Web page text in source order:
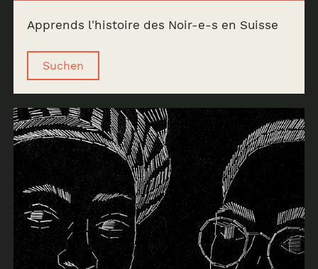
Archive
News & Events
AOSN
Memorial
de en fr
Apprends l'histoire des Noir-e-s en Suisse
Suchen